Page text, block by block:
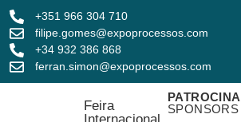
+351 966 304 710
filipe.gomes@expoprocessos.com
+34 932 386 868
ferran.simon@expoprocessos.com
Feira
SPONSORS